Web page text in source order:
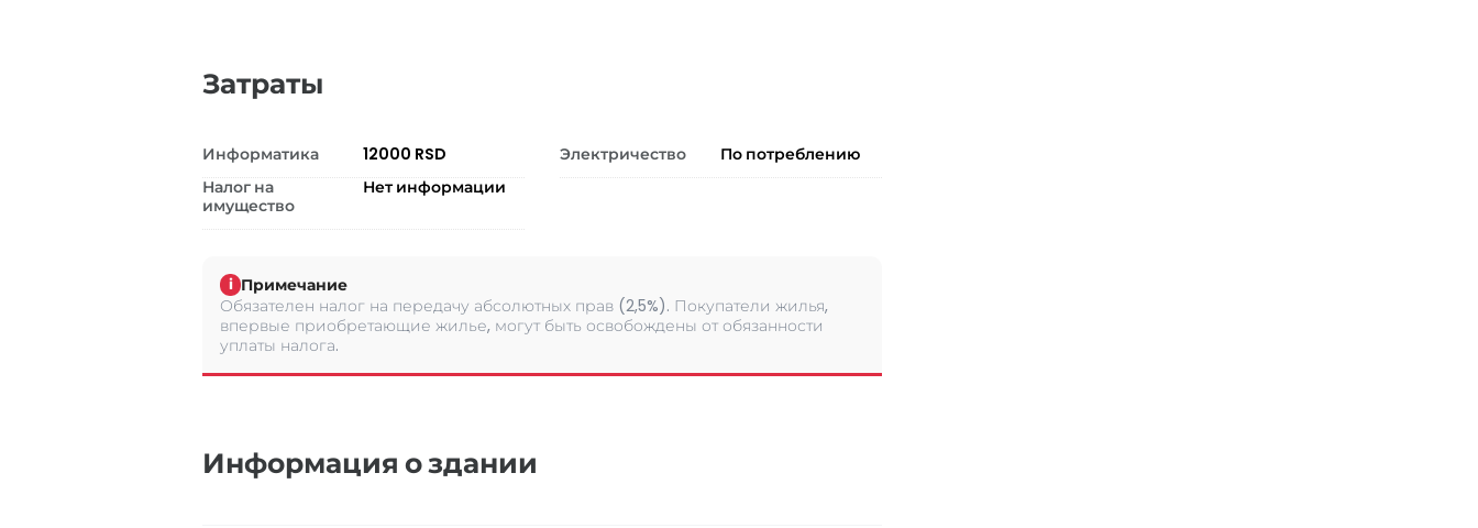
Затраты
Информатика 12000 RSD Электричество
По потреблению
Налог на
имущество
Нет информации
i Примечание
Обязателен налог на передачу абсолютных прав (2,5%). Покупатели жилья,
впервые приобретающие жилье, могут быть освобождены от обязанности
уплаты налога.
Информация о здании